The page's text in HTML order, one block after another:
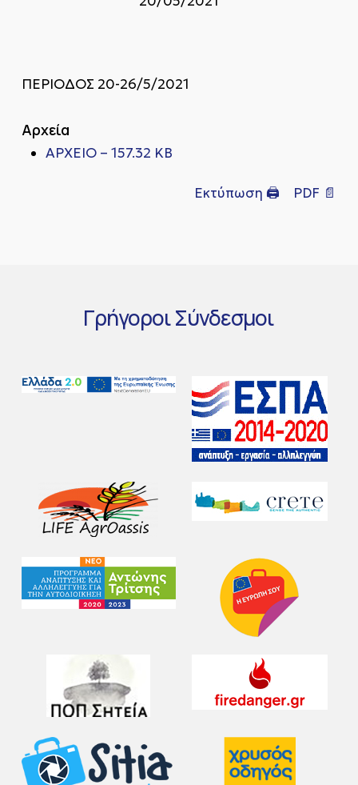
ΠΕΡΙΟΔΟΣ 20-26/5/2021
Αρχεία
ΑΡΧΕΙΟ – 157.32 KB
Εκτύπωση 🖨 PDF 📄
ΓρήγοροιΣύνδεσμοι